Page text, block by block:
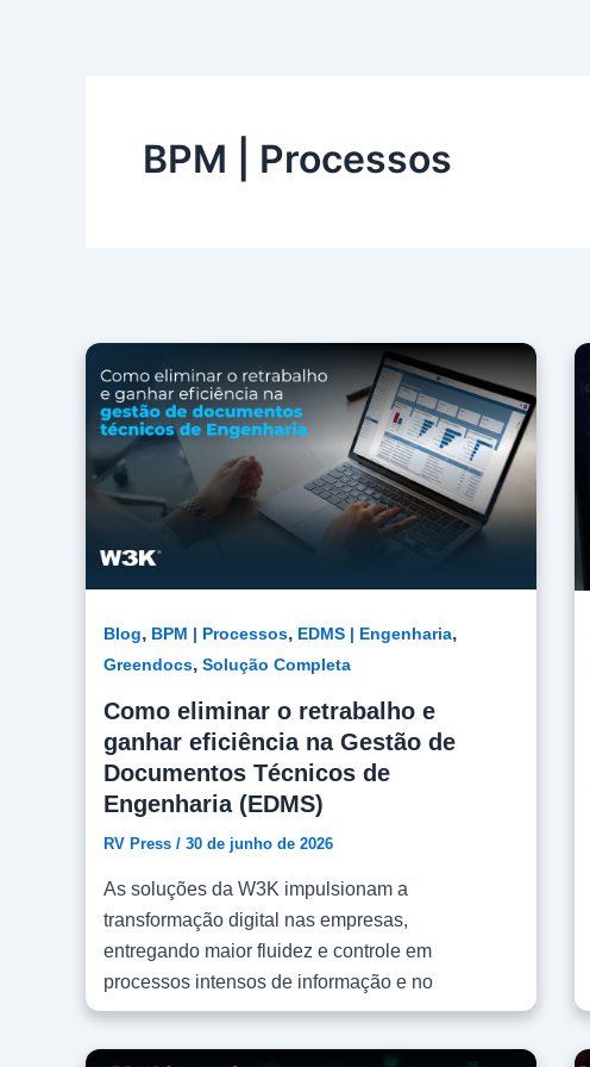
BPM | Processos
Blog, BPM | Processos, EDMS | Engenharia,
Greendocs, Solução Completa
Como eliminar o retrabalho e
ganhar eficiência na Gestão de
Documentos Técnicos de
Engenharia (EDMS)
RV Press / 30 de junho de 2026
As soluções da W3K impulsionam a
transformação digital nas empresas,
entregando maior fluidez e controle em
processos intensos de informação e no
ambiente compartilhado de dados. Nossos